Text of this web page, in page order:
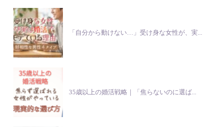
「自分から動けない…」受け身な女性が、実...
35歳以上の婚活戦略｜「焦らないのに選ば...